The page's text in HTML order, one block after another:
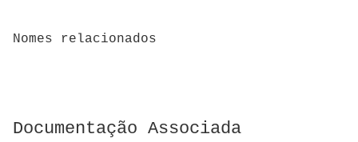
Nomes relacionados
Documentação Associada